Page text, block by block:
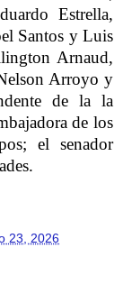
Estrella,
Santos y Luis
Arnaud,
Arroyo y
de la la
de los
el senador
23, 2026